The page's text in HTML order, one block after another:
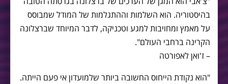
בהיסטוריה. הוא השלמות וההתגלמות של המודל שמבוסס
על מאמץ ומחויבות למגע וטכניקה, לדבר המיוחד שברצלונה
הקרינה ברחבי העולם".
– ז'ואן לאפורטה
"הוא נקודת הייחוס החשובה ביותר שלמועדון אי פעם הייתה.